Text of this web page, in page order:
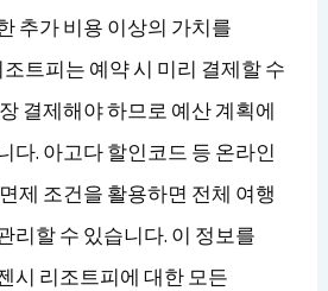
추가 비용 이상의 가치를
트피는 예약 시 미리 결제할 수
결제해야 하므로 예산 계획에
다. 아고다 할인코드 등 온라인
제 조건을 활용하면 전체 여행
리할 수 있습니다. 이 정보를
시 리조트피에 대한 모든